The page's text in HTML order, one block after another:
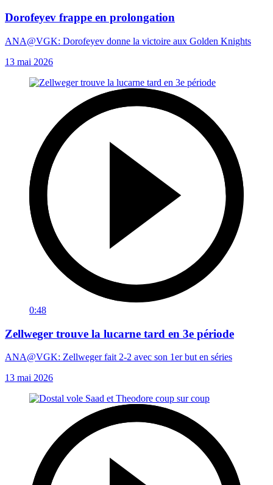
Dorofeyev frappe en prolongation
ANA@VGK: Dorofeyev donne la victoire aux Golden Knights
13 mai 2026
0:48
Zellweger trouve la lucarne tard en 3e période
ANA@VGK: Zellweger fait 2-2 avec son 1er but en séries
13 mai 2026